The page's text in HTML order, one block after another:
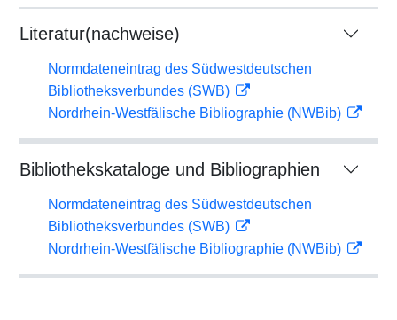
Literatur(nachweise)
Normdateneintrag des Südwestdeutschen
Bibliotheksverbundes (SWB)
Nordrhein-Westfälische Bibliographie (NWBib)
Bibliothekskataloge und Bibliographien
Normdateneintrag des Südwestdeutschen
Bibliotheksverbundes (SWB)
Nordrhein-Westfälische Bibliographie (NWBib)